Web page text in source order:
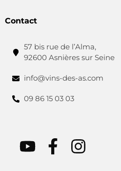
Contact
57 bis rue de l’Alma,
92600 Asnières sur Seine
info@vins-des-as.com
09 86 15 03 03